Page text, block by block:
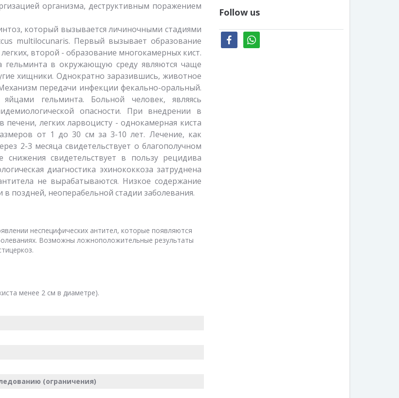
организма, деструктивным поражением
который вызывается личиночными стадиями
multilocunaris. Первый вызывает образование
второй - образование многокамерных кист.
в окружающую среду являются чаще
хищники. Однократно заразившись, животное
передачи инфекции фекально-оральный.
гельминта. Больной человек, являясь
опасности. При внедрении в
легких ларвоцисту - однокамерная киста
от 1 до 30 см за 3-10 лет. Лечение, как
2-3 месяца свидетельствует о благополучном
снижения свидетельствует в пользу рецидива
диагностика эхинококкоза затруднена
не вырабатываются. Низкое содержание
в поздней, неоперабельной стадии заболевания.
неспецифических антител, которые появляются
Возможны ложноположительные результаты
менее 2 см в диаметре).
(ограничения)
Follow us
facebookwhatsapp